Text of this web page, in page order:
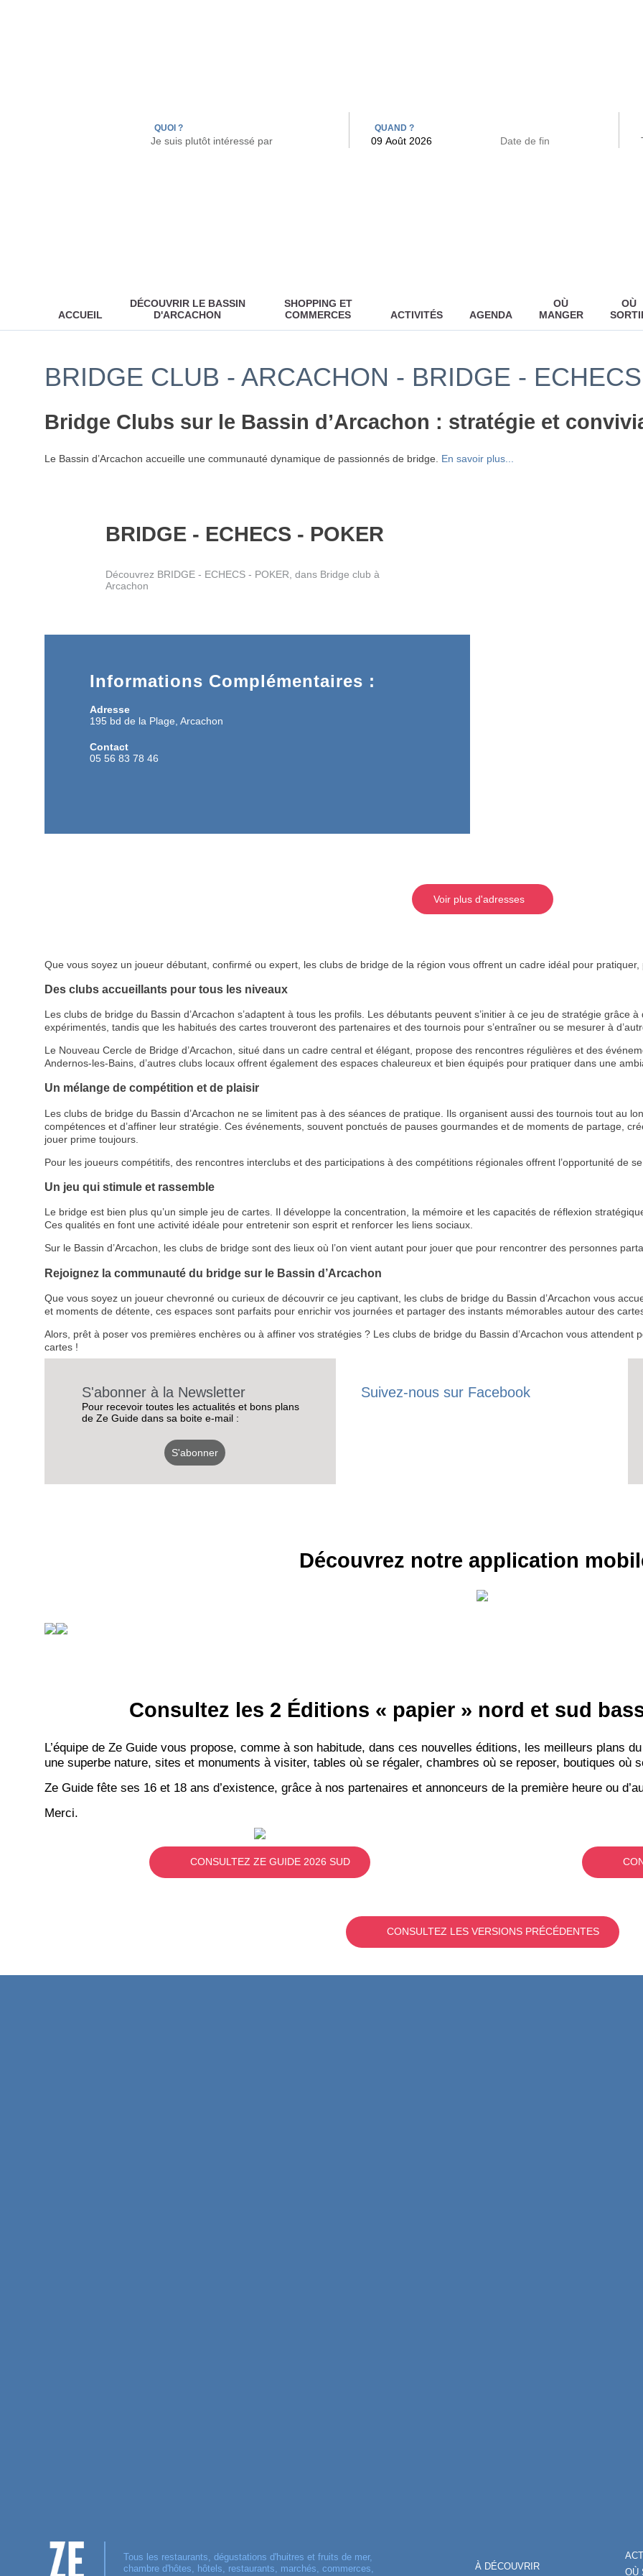
INSCRIPTION
QUOI ? QUAND ?
ACCUEIL
DÉCOUVRIR LE BASSIN
D'ARCACHON
SHOPPING ET
COMMERCES
ACTIVITÉS AGENDA
OÙ
MANGER
OÙ
BRIDGE CLUB - ARCACHON - BRIDGE -
Bridge Clubs sur le Bassin d’Arcachon : stratégie et
Le Bassin d’Arcachon accueille une communauté dynamique de passionnés de bridge. En savoir plus...
BRIDGE - ECHECS - POKER
Découvrez BRIDGE - ECHECS - POKER, dans Bridge club à
Arcachon
Informations Complémentaires :
Adresse
195 bd de la Plage, Arcachon
Contact
05 56 83 78 46
Voir plus d'adresses
Que vous soyez un joueur débutant, confirmé ou expert, les clubs de bridge de la région vous offrent un cadre idéal pour
Des clubs accueillants pour tous les niveaux
Les clubs de bridge du Bassin d’Arcachon s’adaptent à tous les profils. Les débutants peuvent s’initier à ce jeu de stratégie grâce
expérimentés, tandis que les habitués des cartes trouveront des partenaires et des tournois pour s’entraîner ou se mesurer à
Le Nouveau Cercle de Bridge d’Arcachon, situé dans un cadre central et élégant, propose des rencontres régulières et des
Andernos-les-Bains, d’autres clubs locaux offrent également des espaces chaleureux et bien équipés pour pratiquer dans une
Un mélange de compétition et de plaisir
Les clubs de bridge du Bassin d’Arcachon ne se limitent pas à des séances de pratique. Ils organisent aussi des tournois tout au
compétences et d’affiner leur stratégie. Ces événements, souvent ponctués de pauses gourmandes et de moments de partage,
jouer prime toujours.
Pour les joueurs compétitifs, des rencontres interclubs et des participations à des compétitions régionales offrent l’opportunité de
Un jeu qui stimule et rassemble
Le bridge est bien plus qu’un simple jeu de cartes. Il développe la concentration, la mémoire et les capacités de réflexion
Ces qualités en font une activité idéale pour entretenir son esprit et renforcer les liens sociaux.
Sur le Bassin d’Arcachon, les clubs de bridge sont des lieux où l’on vient autant pour jouer que pour rencontrer des personnes
Rejoignez la communauté du bridge sur le Bassin d’Arcachon
Que vous soyez un joueur chevronné ou curieux de découvrir ce jeu captivant, les clubs de bridge du Bassin d’Arcachon vous
et moments de détente, ces espaces sont parfaits pour enrichir vos journées et partager des instants mémorables autour des
Alors, prêt à poser vos premières enchères ou à affiner vos stratégies ? Les clubs de bridge du Bassin d’Arcachon vous
cartes !
S'abonner à la Newsletter
Pour recevoir toutes les actualités et bons plans
de Ze Guide dans sa boite e-mail :
S'abonner
Suivez-nous sur Facebook
Découvrez notre application
Consultez les 2 Éditions « papier » nord et sud
L’équipe de Ze Guide vous propose, comme à son habitude, dans ces nouvelles éditions, les meilleurs plans
une superbe nature, sites et monuments à visiter, tables où se régaler, chambres où se reposer, boutiques où
Ze Guide fête ses 16 et 18 ans d’existence, grâce à nos partenaires et annonceurs de la première heure ou
Merci.
CONSULTEZ ZE GUIDE 2026 SUD
CONSULTEZ LES VERSIONS PRÉCÉDENTES
Tous les restaurants, dégustations d'huitres et fruits de mer,
chambre d'hôtes, hôtels, restaurants, marchés, commerces,
À DÉCOUVRIR
OÙ